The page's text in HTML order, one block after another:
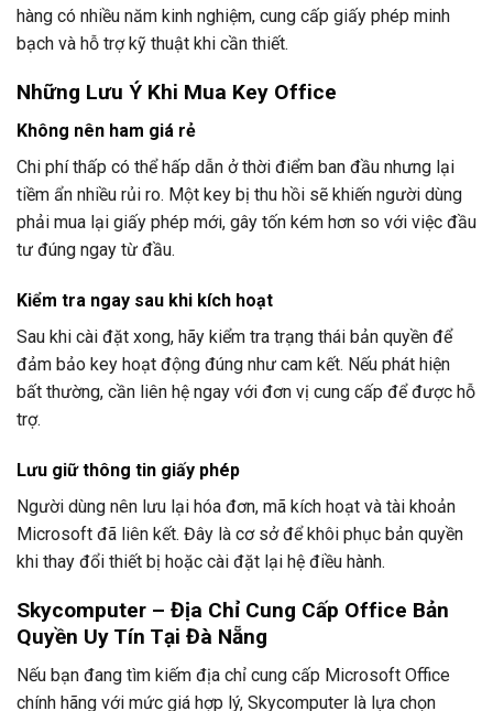
hàng có nhiều năm kinh nghiệm, cung cấp giấy phép minh
bạch và hỗ trợ kỹ thuật khi cần thiết.
Những Lưu Ý Khi Mua Key Office
Không nên ham giá rẻ
Chi phí thấp có thể hấp dẫn ở thời điểm ban đầu nhưng lại
tiềm ẩn nhiều rủi ro. Một key bị thu hồi sẽ khiến người dùng
phải mua lại giấy phép mới, gây tốn kém hơn so với việc đầu
tư đúng ngay từ đầu.
Kiểm tra ngay sau khi kích hoạt
Sau khi cài đặt xong, hãy kiểm tra trạng thái bản quyền để
đảm bảo key hoạt động đúng như cam kết. Nếu phát hiện
bất thường, cần liên hệ ngay với đơn vị cung cấp để được hỗ
trợ.
Lưu giữ thông tin giấy phép
Người dùng nên lưu lại hóa đơn, mã kích hoạt và tài khoản
Microsoft đã liên kết. Đây là cơ sở để khôi phục bản quyền
khi thay đổi thiết bị hoặc cài đặt lại hệ điều hành.
Skycomputer – Địa Chỉ Cung Cấp Office Bản
Quyền Uy Tín Tại Đà Nẵng
Nếu bạn đang tìm kiếm địa chỉ cung cấp Microsoft Office
chính hãng với mức giá hợp lý, Skycomputer là lựa chọn